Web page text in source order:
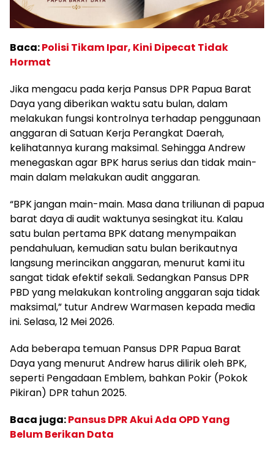
Baca:Polisi Tikam Ipar, Kini Dipecat Tidak
Hormat
Jika mengacu pada kerja Pansus DPR Papua Barat
Daya yang diberikan waktu satu bulan, dalam
melakukan fungsi kontrolnya terhadap penggunaan
anggaran di Satuan Kerja Perangkat Daerah,
kelihatannya kurang maksimal. Sehingga Andrew
menegaskan agar BPK harus serius dan tidak main-
main dalam melakukan audit anggaran.
“BPK jangan main-main. Masa dana triliunan di papua
barat daya di audit waktunya sesingkat itu. Kalau
satu bulan pertama BPK datang menympaikan
pendahuluan, kemudian satu bulan berikautnya
langsung merincikan anggaran, menurut kami itu
sangat tidak efektif sekali. Sedangkan Pansus DPR
PBD yang melakukan kontroling anggaran saja tidak
maksimal,” tutur Andrew Warmasen kepada media
ini. Selasa, 12 Mei 2026.
Ada beberapa temuan Pansus DPR Papua Barat
Daya yang menurut Andrew harus dilirik oleh BPK,
seperti Pengadaan Emblem, bahkan Pokir (Pokok
Pikiran) DPR tahun 2025.
Baca juga:Pansus DPR Akui Ada OPD Yang
Belum Berikan Data